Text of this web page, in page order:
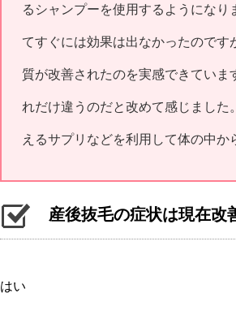
るシャンプーを使用するようにな
てすぐには効果は出なかったので
質が改善されたのを実感できていま
れだけ違うのだと改めて感じまし
えるサプリなどを利用して体の中か
産後抜毛の症状は現在改
はい